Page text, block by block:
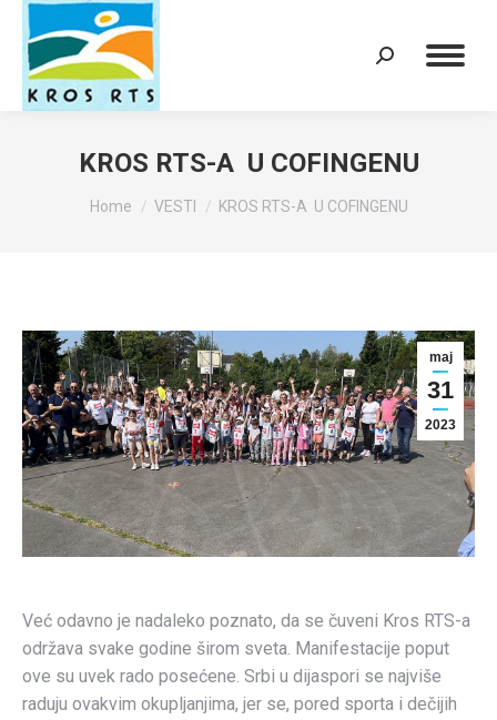
Search:
KROS RTS-A U COFINGENU
You are here:
Home VESTI KROS RTS-A U COFINGENU
maj
31
2023
Već odavno je nadaleko poznato, da se čuveni Kros RTS-a
održava svake godine širom sveta. Manifestacije poput
ove su uvek rado posećene. Srbi u dijaspori se najviše
raduju ovakvim okupljanjima, jer se, pored sporta i dečijih